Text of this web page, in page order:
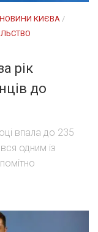
НОВИНИ КИЄВА /
рік
до
впала до 235
одним із